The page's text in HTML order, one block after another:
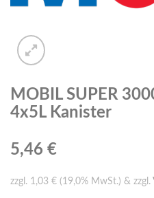
MOBIL SUPER
4x5L Kanister
5,46 €
zzgl. 1,03 € (19,0% MwSt.) & zzgl.